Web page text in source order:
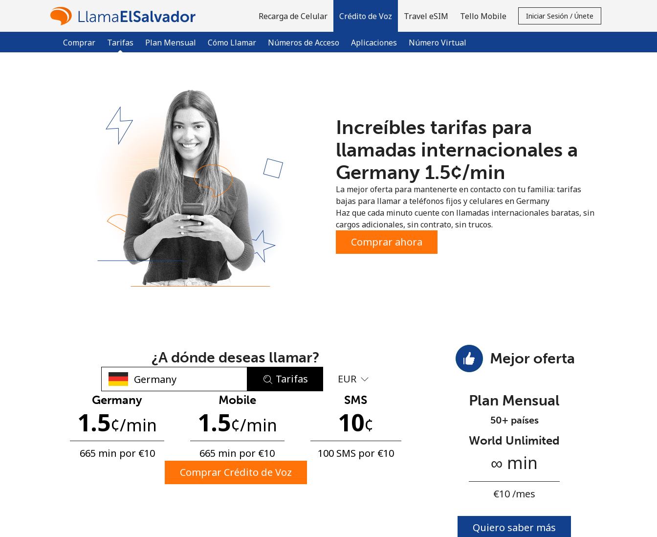
Recarga de Celular Crédito de Voz
Comprar Tarifas Plan Mensual Cómo Llamar Números de Acceso Aplicaciones Número Virtual
Travel eSIM Tello Mobile Iniciar Sesión / Únete
¿Ya tienes una cuenta? Inicia sesión →
Regístrate con
No se ha creado una contraseña
Mínimo 8 caracteres
Una letra mayúscula y una minúscula
Un número
Un caracter especial
Increíbles tarifas para
llamadas internacionales a
Germany ⁦1.5¢⁩/min
La mejor oferta para mantenerte en contacto con tu familia: tarifas
bajas para llamar a teléfonos fijos y celulares en Germany
Haz que cada minuto cuente con llamadas internacionales baratas, sin
cargos adicionales, sin contrato, sin trucos.
Comprar ahora
¿A dónde deseas llamar?
Tarifas EUR
Germany
1.5¢/min
665 min por ⁦€10⁩
Mobile
1.5¢/min
665 min por ⁦€10⁩
SMS
10¢
100 SMS por ⁦€10⁩
Comprar Crédito de Voz
Mejor oferta
Plan Mensual
50+ países
World Unlimited
∞ min
⁦€10⁩ /mes
Quiero saber más